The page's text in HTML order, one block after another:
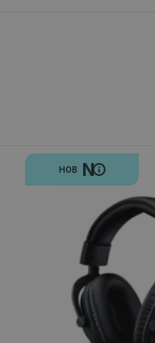
НОВ N